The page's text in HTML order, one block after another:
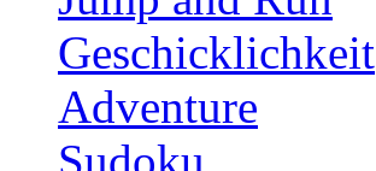
Geschicklichkeit
Adventure
Sudoku